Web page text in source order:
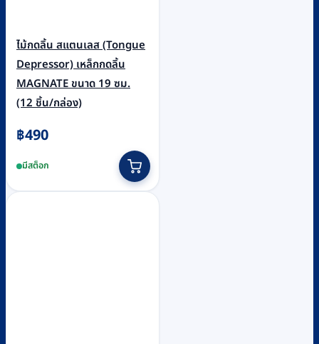
ไม้กดลิ้น สแตนเลส (Tongue
Depressor) เหล็กกดลิ้น
MAGNATE ขนาด 19 ซม.
(12 ชิ้น/กล่อง)
฿490
มีสต็อก